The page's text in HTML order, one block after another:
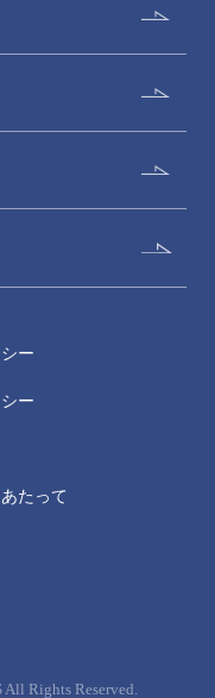
ー
ー
たって
Rights Reserved.